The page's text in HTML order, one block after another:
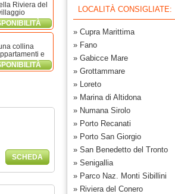
Riviera del
collina
e
SCHEDA
LOCALITÀ CONSIGLIATE:
» Cupra Marittima
» Fano
» Gabicce Mare
» Grottammare
» Loreto
» Marina di Altidona
» Numana Sirolo
» Porto Recanati
» Porto San Giorgio
» San Benedetto del Tronto
» Senigallia
» Parco Naz. Monti Sibillini
» Riviera del Conero